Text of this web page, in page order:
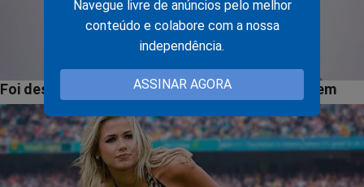
Navegue livre de anúncios pelo melhor
conteúdo e colabore com a nossa
independência.
ASSINAR AGORA